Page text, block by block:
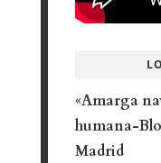
«Amarga
humana-
Madrid